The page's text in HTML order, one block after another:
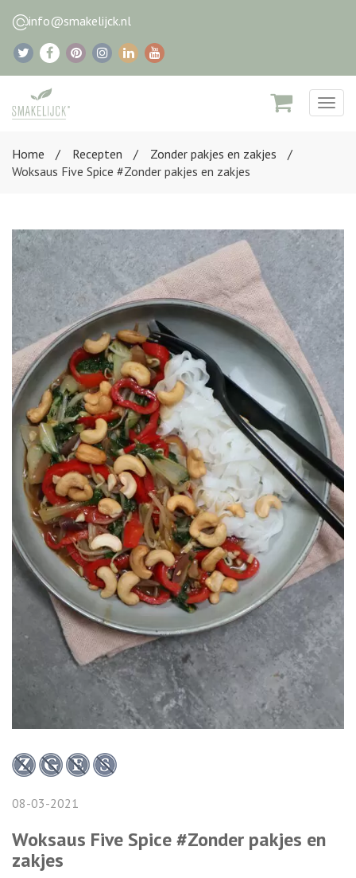
info@smakelijck.nl
Home
Recepten
Zonder pakjes en zakjes
Woksaus Five Spice #Zonder pakjes en zakjes
08-03-2021
Woksaus Five Spice #Zonder pakjes en
zakjes